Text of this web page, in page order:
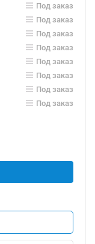
Под заказ
Под заказ
Под заказ
Под заказ
Под заказ
Под заказ
Под заказ
Под заказ